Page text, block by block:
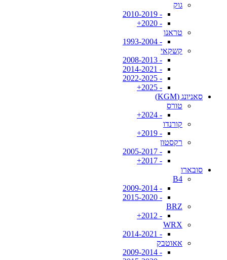
גוק
- 2010-2019
- 2020+
טראנו
- 1993-2004
קשקאי
- 2008-2013
- 2014-2021
- 2022-2025
- 2025+
סאניונג (KGM)
טורס
- 2024+
קורנדו
- 2019+
רקסטון
- 2005-2017
- 2017+
סובארו
B4
- 2009-2014
- 2015-2020
BRZ
- 2012+
WRX
- 2014-2021
אאוטבק
- 2009-2014